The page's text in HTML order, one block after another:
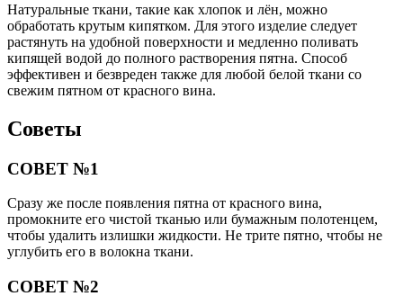
Натуральные ткани, такие как хлопок и лён, можно
обработать крутым кипятком. Для этого изделие следует
растянуть на удобной поверхности и медленно поливать
кипящей водой до полного растворения пятна. Способ
эффективен и безвреден также для любой белой ткани со
свежим пятном от красного вина.
Советы
СОВЕТ №1
Сразу же после появления пятна от красного вина,
промокните его чистой тканью или бумажным полотенцем,
чтобы удалить излишки жидкости. Не трите пятно, чтобы не
углубить его в волокна ткани.
СОВЕТ №2